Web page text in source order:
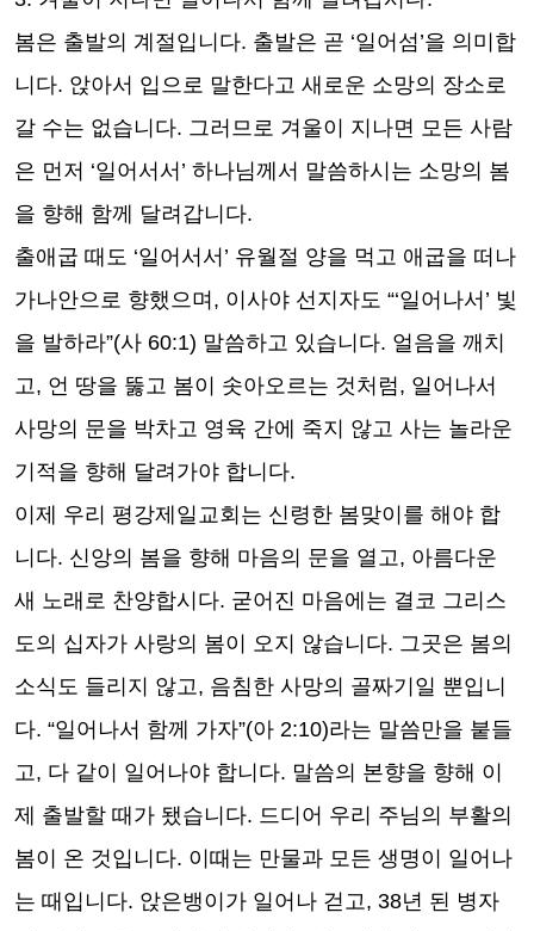
봄은 출발의 계절입니다. 출발은 곧 ‘일어섬’을 의미합
니다. 앉아서 입으로 말한다고 새로운 소망의 장소로
갈 수는 없습니다. 그러므로 겨울이 지나면 모든 사람
은 먼저 ‘일어서서 ’ 하나님께서 말씀하시는 소망의 봄
을 향해 함께 달려갑니다.
출애굽 때도 ‘일어서서 ’ 유월절 양을 먹고 애굽을 떠나
가나안으로 향했으며 , 이사야 선지자도 “‘일어나서 ’ 빛
을 발하라”(사 60:1) 말씀하고 있습니다. 얼음을 깨치
고, 언 땅을 뚫고 봄이 솟아오르는 것처럼, 일어나서
사망의 문을 박차고 영육 간에 죽지 않고 사는 놀라운
기적을 향해 달려가야 합니다.
이제 우리 평강제일교회는 신령한 봄맞이를 해야 합
니다. 신앙의 봄을 향해 마음의 문을 열고, 아름다운
새 노래로 찬양합시다. 굳어진 마음에는 결코 그리스
도의 십자가 사랑의 봄이 오지 않습니다. 그곳은 봄의
소식도 들리지 않고, 음침한 사망의 골짜기일 뿐입니
다. “일어나서 함께 가자”(아 2:10)라는 말씀만을 붙들
고, 다 같이 일어나야 합니다. 말씀의 본향을 향해 이
제 출발할 때가 됐습니다. 드디어 우리 주님의 부활의
봄이 온 것입니다. 이때는 만물과 모든 생명이 일어나
는 때입니다. 앉은뱅이가 일어나 걷고, 38년 된 병자